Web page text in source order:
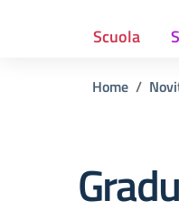
Scuola
Home